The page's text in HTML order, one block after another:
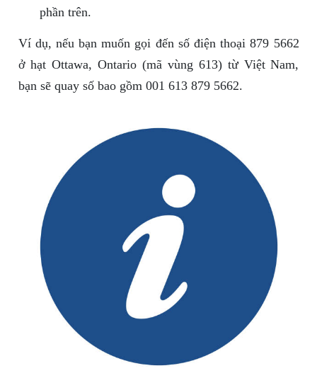
phần trên.
Ví dụ, nếu bạn muốn gọi đến số điện thoại 879 5662
ở hạt Ottawa, Ontario (mã vùng 613) từ Việt Nam,
bạn sẽ quay số bao gồm 001 613 879 5662.